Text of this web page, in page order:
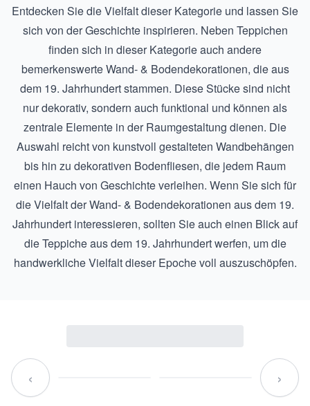
Entdecken Sie die Vielfalt dieser Kategorie und lassen Sie
sich von der Geschichte inspirieren. Neben Teppichen
finden sich in dieser Kategorie auch andere
bemerkenswerte Wand- & Bodendekorationen, die aus
dem 19. Jahrhundert stammen. Diese Stücke sind nicht
nur dekorativ, sondern auch funktional und können als
zentrale Elemente in der Raumgestaltung dienen. Die
Auswahl reicht von kunstvoll gestalteten Wandbehängen
bis hin zu dekorativen Bodenfliesen, die jedem Raum
einen Hauch von Geschichte verleihen. Wenn Sie sich für
die Vielfalt der Wand- & Bodendekorationen aus dem 19.
Jahrhundert interessieren, sollten Sie auch einen Blick auf
dieTeppiche aus dem 19. Jahrhundertwerfen, um die
handwerkliche Vielfalt dieser Epoche voll auszuschöpfen.
‹ ›